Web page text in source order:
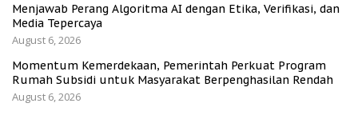
Menjawab Perang Algoritma AI dengan Etika, Verifikasi, dan
Media Tepercaya
August 6, 2026
Momentum Kemerdekaan, Pemerintah Perkuat Program
Rumah Subsidi untuk Masyarakat Berpenghasilan Rendah
August 6, 2026